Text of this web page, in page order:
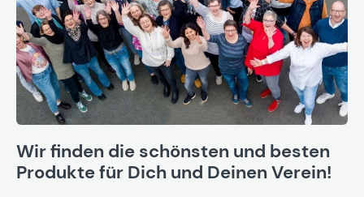
Wir finden die schönsten und besten
Produkte für Dich und Deinen Verein!